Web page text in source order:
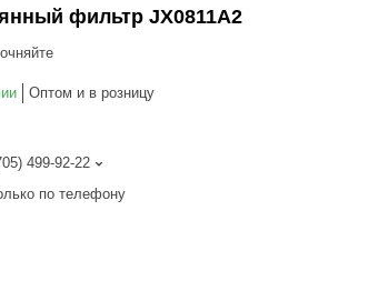
фильтр JX0811A2
Оптом и в розницу
499-92-22
по телефону